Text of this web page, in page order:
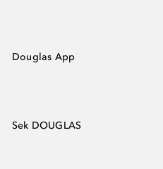
Douglas App
Sek DOUGLAS